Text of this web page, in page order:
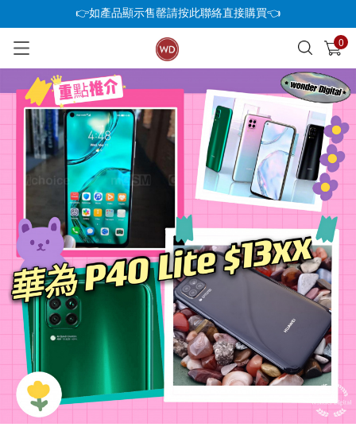
👉如產品顯示售罄請按此聯絡直接購買👈
0
已加入購物車 查看